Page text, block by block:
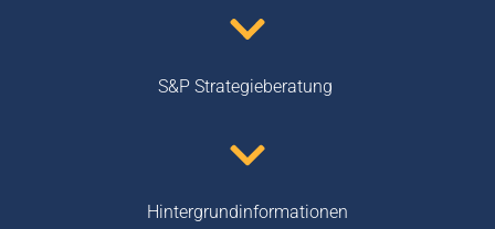
S&P Strategieberatung
Hintergrundinformationen